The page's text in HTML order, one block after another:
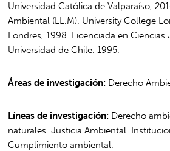
Universidad Católica de Valparaíso,
Ambiental (LL.M). University College
Londres, 1998. Licenciada en Ciencias
Universidad de Chile. 1995.
Áreas de investigación: Derecho
Líneas de investigación: Derecho
naturales. Justicia Ambiental.
Cumplimiento ambiental.